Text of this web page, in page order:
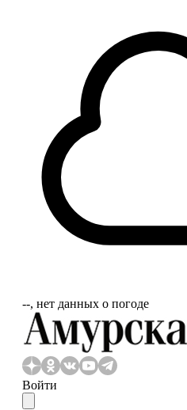
‐‐, нет данных о погоде
Войти